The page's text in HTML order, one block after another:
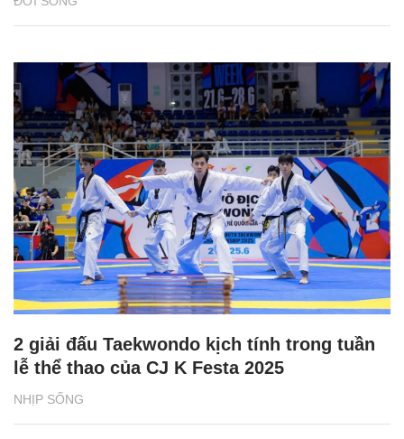
NHỊP SỐNG
2 giải đấu Taekwondo kịch tính trong tuần
lễ thể thao của CJ K Festa 2025